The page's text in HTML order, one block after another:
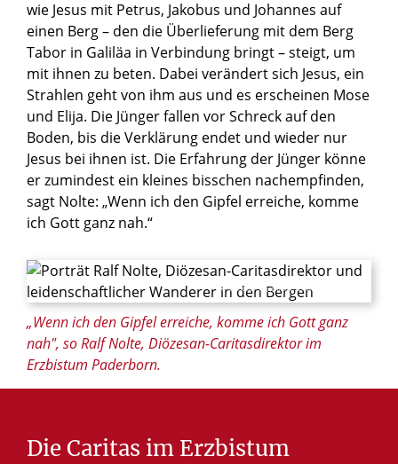
© Cornelius Stiegemann / Erzbistum Paderborn
„Wenn ich den Gipfel erreiche, komme ich Gott ganz
nah", so Ralf Nolte, Diözesan-Caritasdirektor im
Erzbistum Paderborn.
wie Jesus mit Petrus, Jakobus und Johannes auf
einen Berg – den die Überlieferung mit dem Berg
Tabor in Galiläa in Verbindung bringt – steigt, um
mit ihnen zu beten. Dabei verändert sich Jesus, ein
Strahlen geht von ihm aus und es erscheinen Mose
und Elija. Die Jünger fallen vor Schreck auf den
Boden, bis die Verklärung endet und wieder nur
Jesus bei ihnen ist. Die Erfahrung der Jünger könne
er zumindest ein kleines bisschen nachempfinden,
sagt Nolte: „Wenn ich den Gipfel erreiche, komme
ich Gott ganz nah.“
Die Caritas im Erzbistum